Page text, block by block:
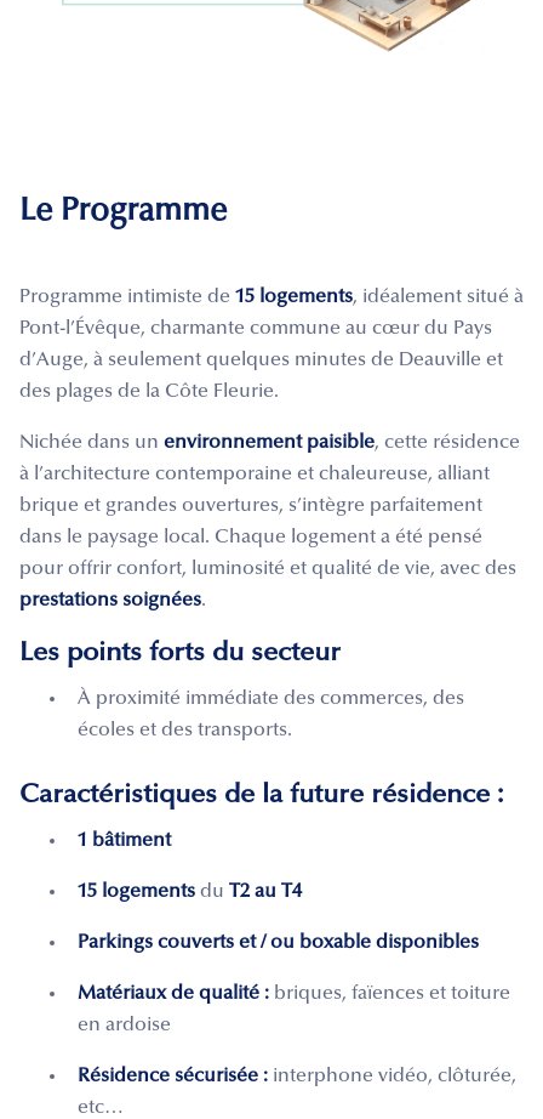
Le Programme
Programme intimiste de 15 logements, idéalement situé à
Pont-l’Évêque, charmante commune au cœur du Pays
d’Auge, à seulement quelques minutes de Deauville et
des plages de la Côte Fleurie.
Nichée dans un environnement paisible, cette résidence
à l’architecture contemporaine et chaleureuse, alliant
brique et grandes ouvertures, s’intègre parfaitement
dans le paysage local. Chaque logement a été pensé
pour offrir confort, luminosité et qualité de vie, avec des
prestations soignées.
Les points forts du secteur
À proximité immédiate des commerces, des
écoles et des transports.
Caractéristiques de la future résidence :
1 bâtiment
15 logements du T2 au T4
Parkings couverts et / ou boxable disponibles
Matériaux de qualité : briques, faïences et toiture
en ardoise
Résidence sécurisée : interphone vidéo, clôturée,
etc…